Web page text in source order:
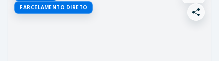
PARCELAMENTO DIRETO